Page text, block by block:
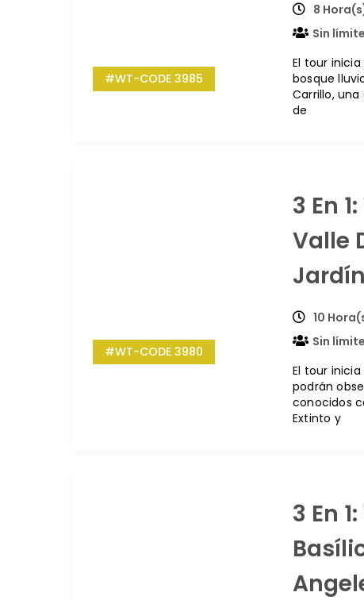
#WT-CODE 3985
8
Sin
El tour
bosque
Carrillo,
de
#WT-CODE 3980
3 En
Valle
10
Sin
El tour inicia
podrán
conocidos
Extinto y
3 En